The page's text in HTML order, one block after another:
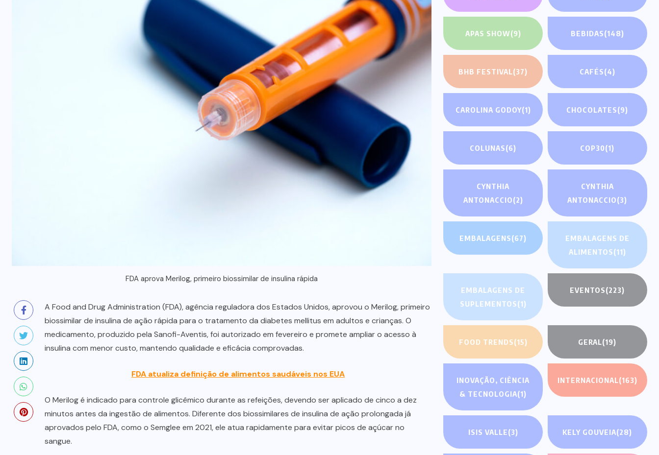
FDA aprova Merilog, primeiro biossimilar de insulina rápida
A Food and Drug Administration (FDA), agência reguladora dos Estados Unidos, aprovou o Merilog, primeiro
biossimilar de insulina de ação rápida para o tratamento da diabetes mellitus em adultos e crianças. O
medicamento, produzido pela Sanofi-Aventis, foi autorizado em fevereiro e promete ampliar o acesso à
insulina com menor custo, mantendo qualidade e eficácia comprovadas.
FDA atualiza definição de alimentos saudáveis nos EUA
O Merilog é indicado para controle glicêmico durante as refeições, devendo ser aplicado de cinco a dez
minutos antes da ingestão de alimentos. Diferente dos biossimilares de insulina de ação prolongada já
aprovados pelo FDA, como o Semglee em 2021, ele atua rapidamente para evitar picos de açúcar no
sangue.
APAS SHOW(9) BEBIDAS(148)
BHB FESTIVAL(37) CAFÉS(4)
CAROLINA GODOY(1) CHOCOLATES(9)
COLUNAS(6) COP30(1)
CYNTHIA
ANTONACCIO(2)
CYNTHIA
ANTONACCIO(3)
EMBALAGENS(67)
EMBALAGENS DE
ALIMENTOS(11)
EMBALAGENS DE
SUPLEMENTOS(1)
EVENTOS(223)
FOOD TRENDS(15) GERAL(19)
INOVAÇÃO, CIÊNCIA
& TECNOLOGIA(1)
INTERNACIONAL(163)
ISIS VALLE(3) KELY GOUVEIA(28)